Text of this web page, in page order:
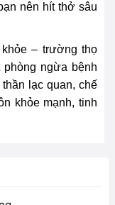
nên hít thở sâu
– trường thọ
ngừa bệnh
lạc quan, chế
khỏe mạnh, tinh